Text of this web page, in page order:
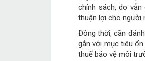
chính sách, do
thuận lợi cho người
Đồng thời, cần
gắn với mục tiêu
thuế bảo vệ môi